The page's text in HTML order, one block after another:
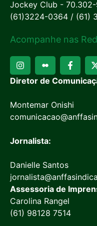
Jockey Club - 70.302-
(61)3224-0364 / (61)
Acompanhe nas
Diretor de
Montemar Onishi
Jornalista:
Danielle Santos
Assessoria de
Carolina Rangel
(61) 98128 7514